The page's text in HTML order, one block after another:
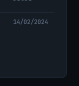
14/02/2024